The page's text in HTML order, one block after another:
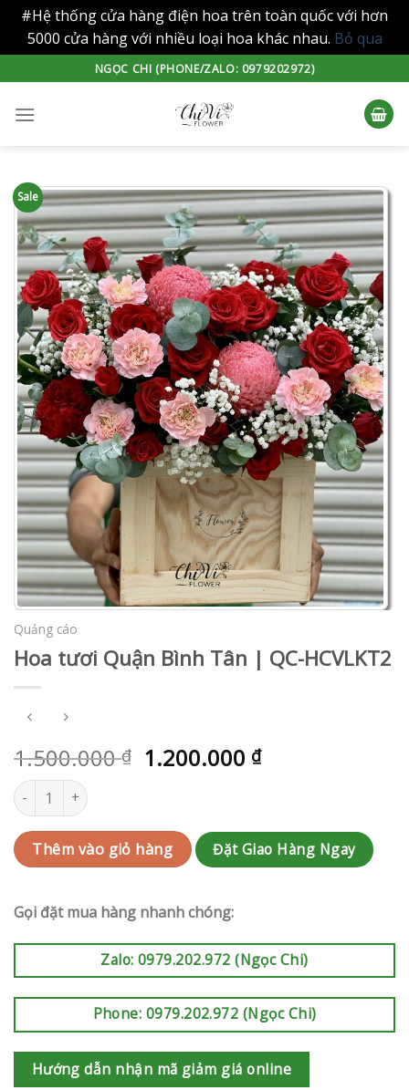
#Hệ thống cửa hàng điện hoa trên toàn quốc với hơn
5000 cửa hàng với nhiều loại hoa khác nhau. Bỏ qua
to
content
NGỌC CHI (PHONE/ZALO: 0979202972)
Sale
Quảng cáo
Hoa tươi Quận Bình Tân | QC-HCVLKT2
1.500.000₫ 1.200.000 ₫
Hoa tươi Quận Bình Tân | QC-HCVLKT2 số lượng
Thêm vào giỏ hàng Đặt Giao Hàng Ngay
Gọi đặt mua hàng nhanh chóng:
Zalo: 0979.202.972 (Ngọc Chi)
Phone: 0979.202.972 (Ngọc Chi)
Hướng dẫn nhận mã giảm giá online